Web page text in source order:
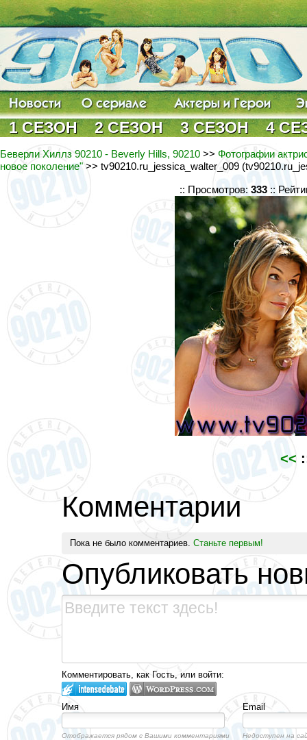
1 СЕЗОН 2 СЕЗОН 3 СЕЗОН 4
Беверли Хиллз 90210 - Beverly Hills, 90210 >> Фотографии
новое поколение" >> tv90210.ru_jessica_walter_009
:: Просмотров: 333 ::
<<
Комментарии
Пока не было комментариев. Станьте первым!
Опубликовать
Комментировать, как Гость, или войти:
Имя Email
Отображается рядом с Вашими комментариями Недоступен на